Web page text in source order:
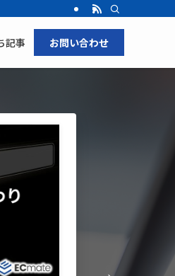
記事 お問い合わせ